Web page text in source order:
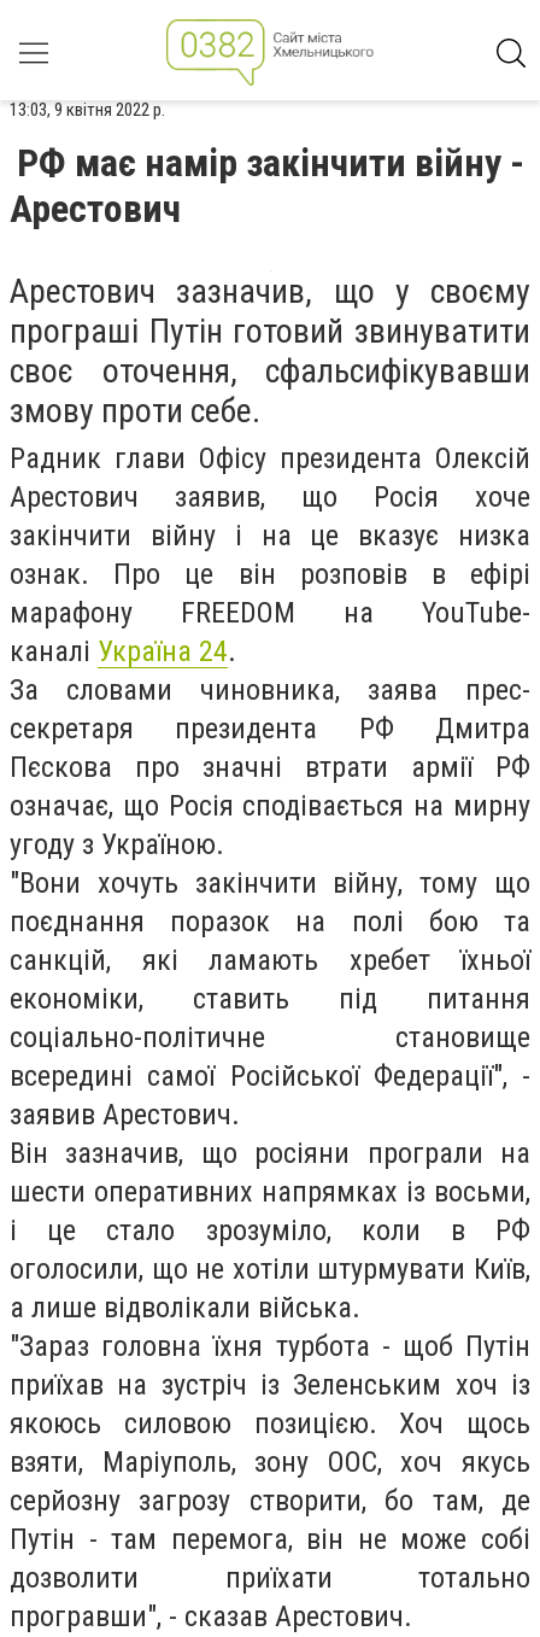
13:03, 9 квітня 2022 р.
РФ має намір закінчити війну -
Арестович
Арестович зазначив, що у своєму
програші Путін готовий звинуватити
своє оточення, сфальсифікувавши
змову проти себе.
Радник глави Офісу президента Олексій
Арестович заявив, що Росія хоче
закінчити війну і на це вказує низка
ознак. Про це він розповів в ефірі
марафону FREEDOM на YouTube-
каналі Україна 24.
За словами чиновника, заява прес-
секретаря президента РФ Дмитра
Пєскова про значні втрати армії РФ
означає, що Росія сподівається на мирну
угоду з Україною.
"Вони хочуть закінчити війну, тому що
поєднання поразок на полі бою та
санкцій, які ламають хребет їхньої
економіки, ставить під питання
соціально-політичне становище
всередині самої Російської Федерації", -
заявив Арестович.
Він зазначив, що росіяни програли на
шести оперативних напрямках із восьми,
і це стало зрозуміло, коли в РФ
оголосили, що не хотіли штурмувати Київ,
а лише відволікали війська.
"Зараз головна їхня турбота - щоб Путін
приїхав на зустріч із Зеленським хоч із
якоюсь силовою позицією. Хоч щось
взяти, Маріуполь, зону ООС, хоч якусь
серйозну загрозу створити, бо там, де
Путін - там перемога, він не може собі
дозволити приїхати тотально
програвши", - сказав Арестович.